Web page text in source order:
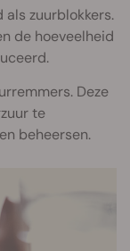
als zuurblokkers.
de hoeveelheid
Deze
te
beheersen.